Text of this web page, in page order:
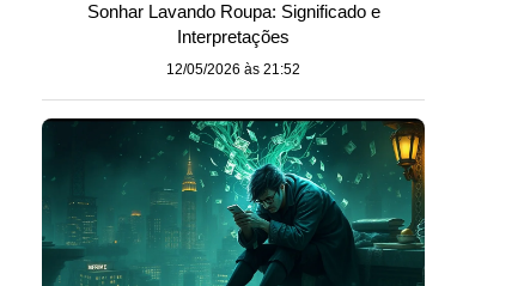
Sonhar Lavando Roupa: Significado e
Interpretações
12/05/2026 às 21:52